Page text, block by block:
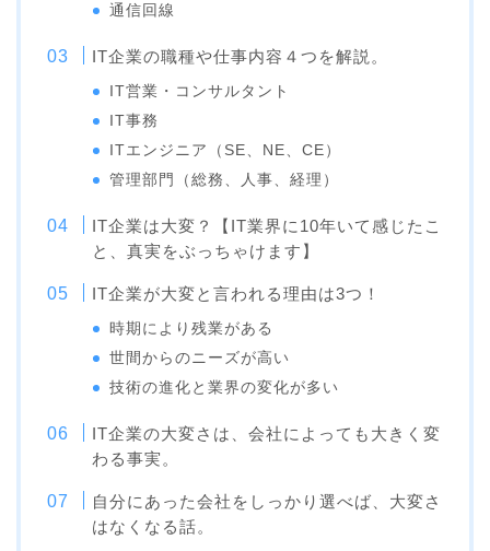
通信回線
IT企業の職種や仕事内容４つを解説。
IT営業・コンサルタント
IT事務
ITエンジニア（SE、NE、CE）
管理部門（総務、人事、経理）
IT企業は大変？【IT業界に10年いて感じたこ
と、真実をぶっちゃけます】
IT企業が大変と言われる理由は3つ！
時期により残業がある
世間からのニーズが高い
技術の進化と業界の変化が多い
IT企業の大変さは、会社によっても大きく変
わる事実。
自分にあった会社をしっかり選べば、大変さ
はなくなる話。